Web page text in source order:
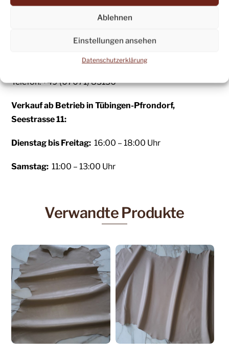
Ablehnen
Einstellungen ansehen
Datenschutzerklärung
Bei Fragen zum Produkt oder anderen Anfragen
leder@fsschneider.de
Telefon: +49 (07071) 83136
Verkauf ab Betriebin Tübingen-Pfrondorf,
Seestrasse 11:
Dienstag bis Freitag: 16:00 – 18:00 Uhr
Samstag: 11:00 – 13:00 Uhr
Verwandte Produkte